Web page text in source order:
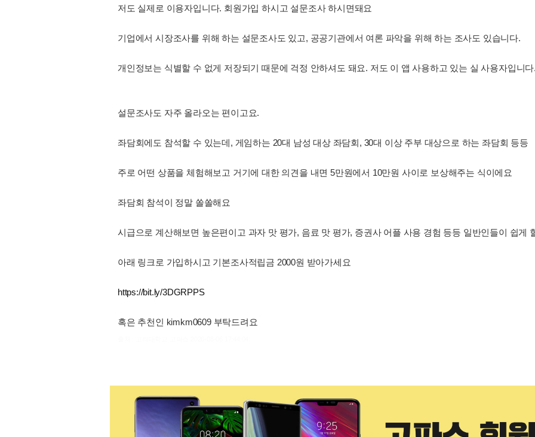
저도 실제로 이용자입니다. 회원가입 하시고 설문조사 하시면돼요
기업에서 시장조사를 위해 하는 설문조사도 있고, 공공기관에서 여론 파악을 위해 하는 조사도 있습니다.
개인정보는 식별할 수 없게 저장되기 때문에 걱정 안하셔도 돼요. 저도 이 앱 사용하고 있는 실 사용자입니
설문조사도 자주 올라오는 편이고요.
좌담회에도 참석할 수 있는데, 게임하는 20대 남성 대상 좌담회, 30대 이상 주부 대상으로 하는 좌담회 등등
주로 어떤 상품을 체험해보고 거기에 대한 의견을 내면 5만원에서 10만원 사이로 보상해주는 식이에요
좌담회 참석이 정말 쏠쏠해요
시급으로 계산해보면 높은편이고 과자 맛 평가, 음료 맛 평가, 증권사 어플 사용 경험 등등 일반인들이 쉽게
아래 링크로 가입하시고 기본조사적립금 2000원 받아가세요
https://bit.ly/3DGRPPS
혹은 추천인 kimkm0609 부탁드려요